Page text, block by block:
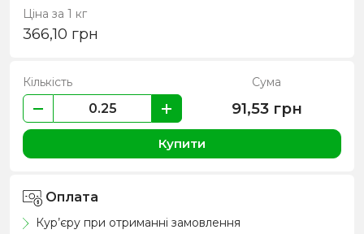
Ціна за 1 кг
366,10 грн
Кількість Сума
91,53 грн
Купити
Оплата
Кур’єру при отриманні замовлення